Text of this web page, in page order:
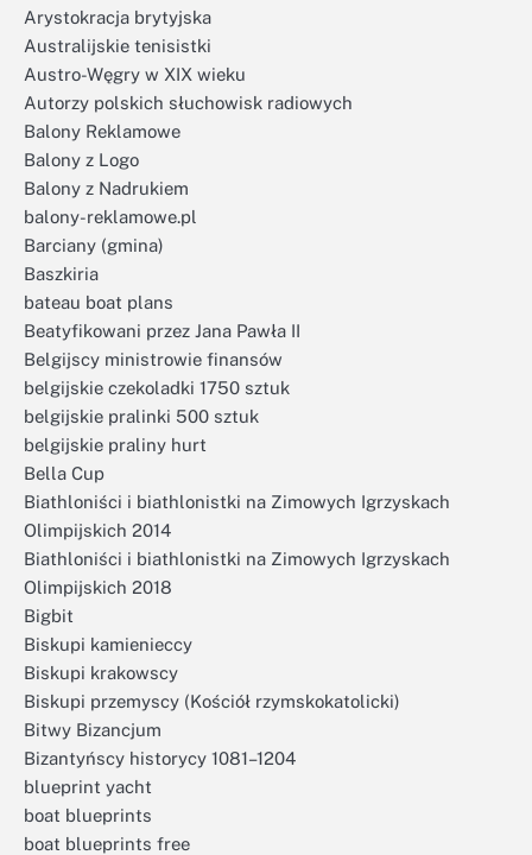
Arystokracja brytyjska
Australijskie tenisistki
Austro-Węgry w XIX wieku
Autorzy polskich słuchowisk radiowych
Balony Reklamowe
Balony z Logo
Balony z Nadrukiem
balony-reklamowe.pl
Barciany (gmina)
Baszkiria
bateau boat plans
Beatyfikowani przez Jana Pawła II
Belgijscy ministrowie finansów
belgijskie czekoladki 1750 sztuk
belgijskie pralinki 500 sztuk
belgijskie praliny hurt
Bella Cup
Biathloniści i biathlonistki na Zimowych Igrzyskach
Olimpijskich 2014
Biathloniści i biathlonistki na Zimowych Igrzyskach
Olimpijskich 2018
Bigbit
Biskupi kamienieccy
Biskupi krakowscy
Biskupi przemyscy (Kościół rzymskokatolicki)
Bitwy Bizancjum
Bizantyńscy historycy 1081–1204
blueprint yacht
boat blueprints
boat blueprints free